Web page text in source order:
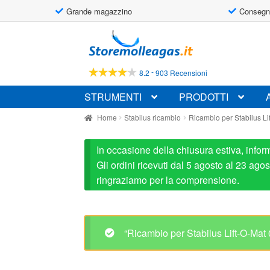
Grande magazzino
alla
navigazione
al
contenuto
8.2 -903 Recensioni
STRUMENTI PRODOTTI
Home Stabilus ricambio Ricambio per Stabilus
In occasione della chiusura estiva,
Gli ordini ricevuti dal 5 agosto al 23
ringraziamo per la comprensione.